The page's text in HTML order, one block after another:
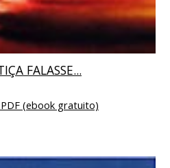
FALASSE...
(ebook gratuito)